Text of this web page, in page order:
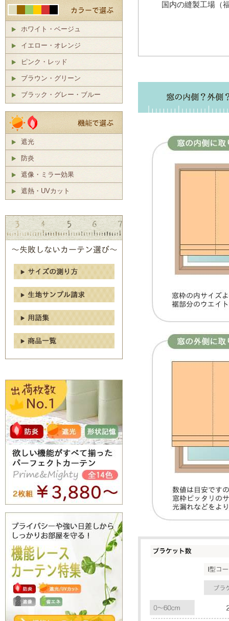
国内の縫製工場（
ホワイト・ベージュ
イエロー・オレンジ
ピンク・レッド
ブラウン・グリーン
ブラック・グレー・ブルー
遮光
防炎
遮像・ミラー効果
遮熱・UVカット